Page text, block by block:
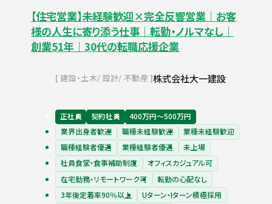
【住宅営業】未経験歓迎×完全反響営業｜お客
様の人生に寄り添う仕事｜転勤・ノルマなし｜
創業51年｜30代の転職応援企業
建設・土木 設計 不動産 株式会社大一建設
正社員 契約社員
400万円〜500万円
業界出身者歓迎
職種未経験歓迎
業種未経験歓迎
職種経験者優遇
業種経験者優遇
未上場
社員食堂・食事補助制度
オフィスカジュアル可
在宅勤務・リモートワーク可
転勤の心配なし
3年後定着率90％以上
Uターン・Iターン積極採用